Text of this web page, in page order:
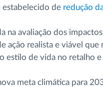
de redução
na avaliação dos
ação realista e viável
estilo de vida no retalho
meta climática para